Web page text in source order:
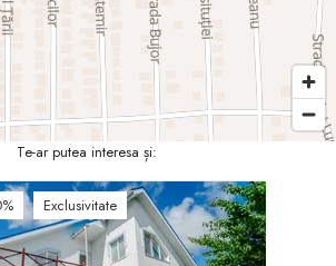
Te-ar putea interesa și:
Exclusivitate